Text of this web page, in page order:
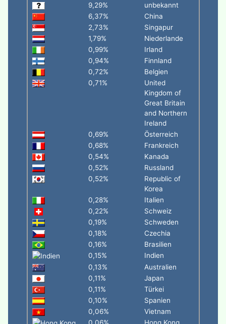
9,29%
unbekannt
6,37%
China
2,73%
Singapur
1,79%
Niederlande
0,99%
Irland
0,94%
Finnland
0,72%
Belgien
0,71%
United
Kingdom of
Great Britain
and Northern
Ireland
0,69%
Österreich
0,68%
Frankreich
0,54%
Kanada
0,52%
Russland
0,52%
Republic of
Korea
0,28%
Italien
0,22%
Schweiz
0,19%
Schweden
0,18%
Czechia
0,16%
Brasilien
0,15%
Indien
0,13%
Australien
0,11%
Japan
0,11%
Türkei
0,10%
Spanien
0,06%
Vietnam